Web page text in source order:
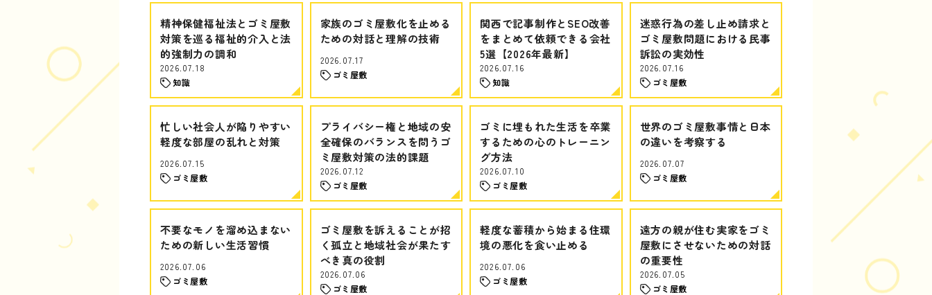
精神保健福祉法とゴミ屋敷
対策を巡る福祉的介入と法
的強制力の調和
2026.07.18
知識
家族のゴミ屋敷化を止める
ための対話と理解の技術
2026.07.17
ゴミ屋敷
関西で記事制作とSEO改善
をまとめて依頼できる会社
5選【2026年最新】
2026.07.16
知識
迷惑行為の差し止め請求と
ゴミ屋敷問題における民事
訴訟の実効性
2026.07.16
ゴミ屋敷
忙しい社会人が陥りやすい
軽度な部屋の乱れと対策
2026.07.15
ゴミ屋敷
プライバシー権と地域の安
全確保のバランスを問うゴ
ミ屋敷対策の法的課題
2026.07.12
ゴミ屋敷
ゴミに埋もれた生活を卒業
するための心のトレーニン
グ方法
2026.07.10
ゴミ屋敷
世界のゴミ屋敷事情と日本
の違いを考察する
2026.07.07
ゴミ屋敷
不要なモノを溜め込まない
ための新しい生活習慣
2026.07.06
ゴミ屋敷
ゴミ屋敷を訴えることが招
く孤立と地域社会が果たす
べき真の役割
2026.07.06
ゴミ屋敷
軽度な蓄積から始まる住環
境の悪化を食い止める
2026.07.06
ゴミ屋敷
遠方の親が住む実家をゴミ
屋敷にさせないための対話
の重要性
2026.07.05
ゴミ屋敷